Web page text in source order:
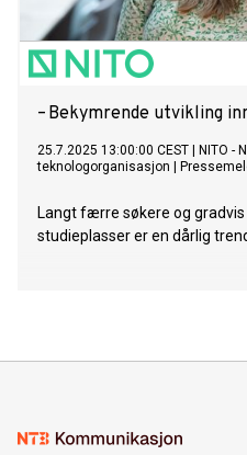
– Bekymrende utvikling
25.7.2025 13:00:00 CEST
NITO -
teknologorganisasjon
Langt færre søkere og
studieplasser er en dårlig